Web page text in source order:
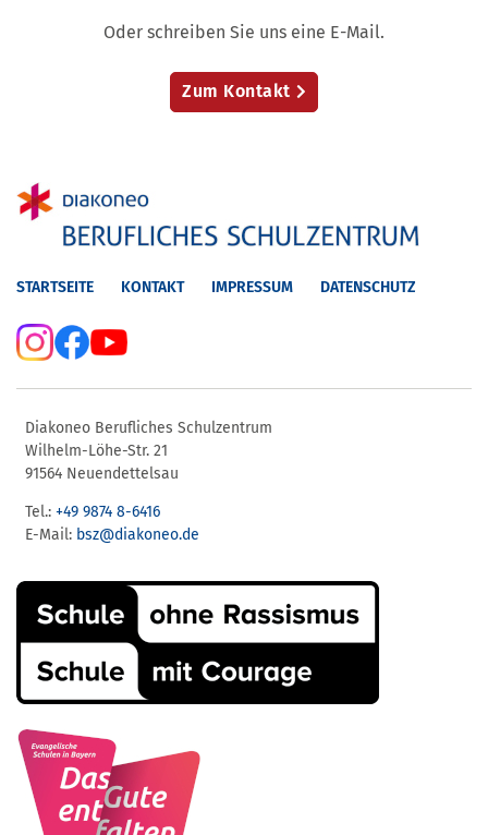
Oder schreiben Sie uns eine E-Mail.
Zum Kontakt
STARTSEITE KONTAKT IMPRESSUM DATENSCHUTZ
Diakoneo Berufliches Schulzentrum
Wilhelm-Löhe-Str. 21
91564 Neuendettelsau
Tel.: +49 9874 8-6416
E-Mail: bsz@diakoneo.de